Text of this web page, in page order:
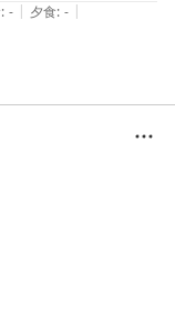
: - | 夕食: - |